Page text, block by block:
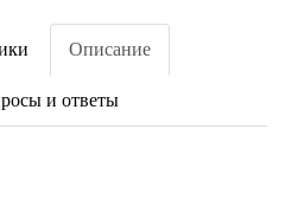
Описание
и ответы